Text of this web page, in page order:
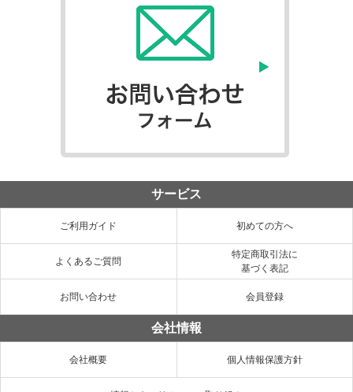
サービス
ご利用ガイド 初めての方へ
よくあるご質問
特定商取引法に
基づく表記
お問い合わせ 会員登録
会社情報
会社概要 個人情報保護方針